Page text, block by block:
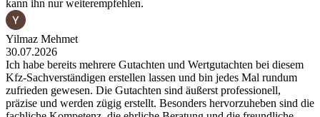
kann ihn nur weiterempfehlen.
Yilmaz Mehmet
30.07.2026
Ich habe bereits mehrere Gutachten und Wertgutachten bei diesem
Kfz-Sachverständigen erstellen lassen und bin jedes Mal rundum
zufrieden gewesen. Die Gutachten sind äußerst professionell,
präzise und werden zügig erstellt. Besonders hervorzuheben sind die